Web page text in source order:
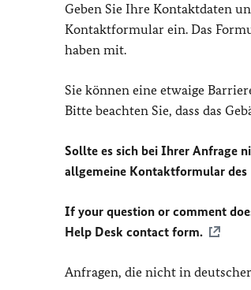
Geben Sie Ihre Kontaktdaten
Kontaktformular ein. Das
haben mit.
Sie können eine etwaige
Bitte beachten Sie, dass das
Sollte es sich bei Ihrer Anfrage
allgemeine Kontaktformular des
If your question or comment
Help Desk contact form.
Anfragen, die nicht in